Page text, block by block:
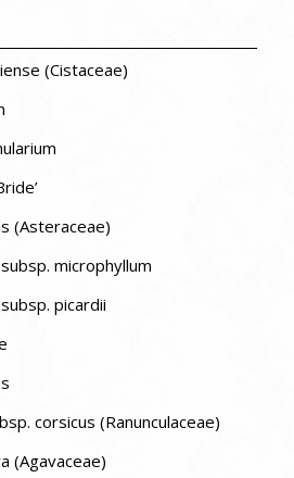
(Cistaceae)
(Asteraceae)
microphyllum
picardii
corsicus (Ranunculaceae)
(Agavaceae)